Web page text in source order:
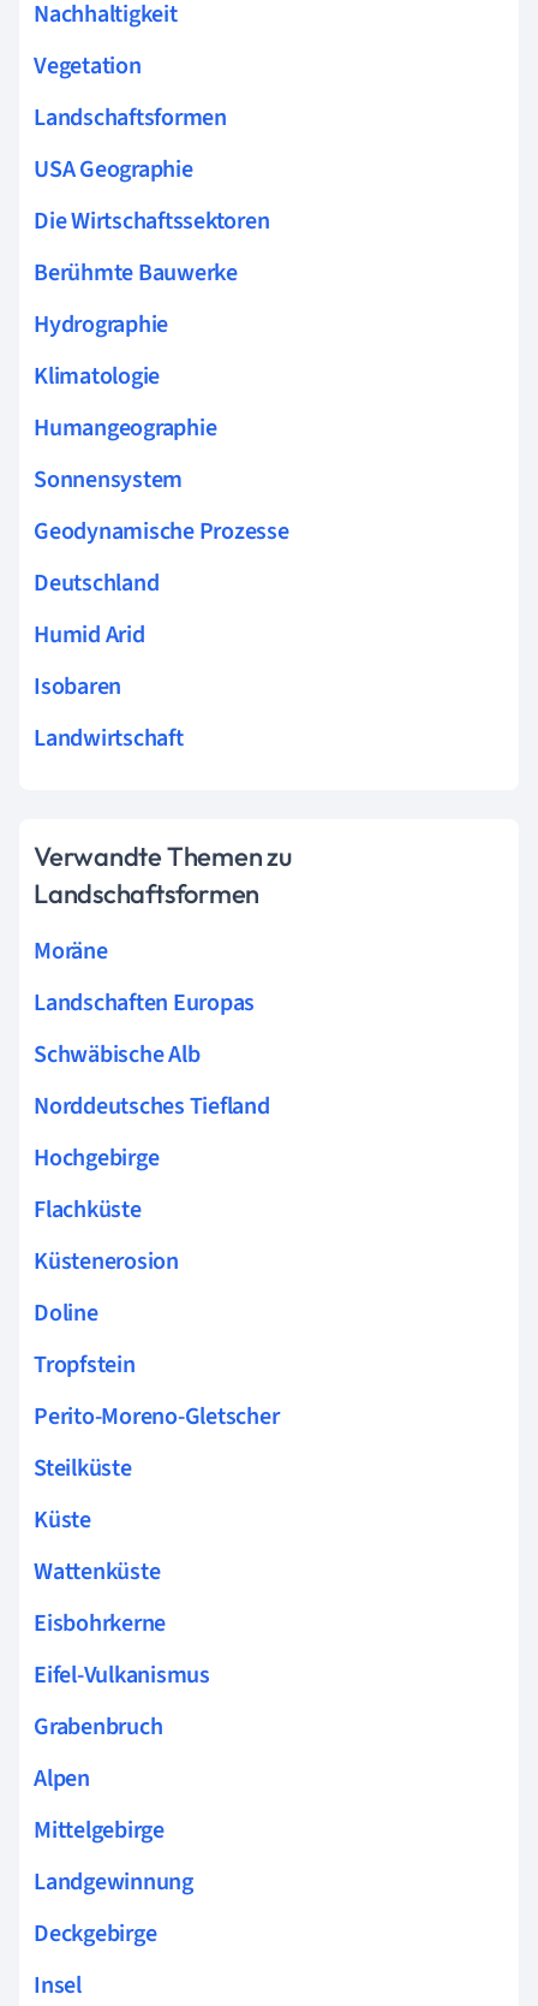
Nachhaltigkeit
Vegetation
Landschaftsformen
USA Geographie
Die Wirtschaftssektoren
Berühmte Bauwerke
Hydrographie
Klimatologie
Humangeographie
Sonnensystem
Geodynamische Prozesse
Deutschland
Humid Arid
Isobaren
Landwirtschaft
Verwandte Themen zu
Landschaftsformen
Moräne
Landschaften Europas
Schwäbische Alb
Norddeutsches Tiefland
Hochgebirge
Flachküste
Küstenerosion
Doline
Tropfstein
Perito-Moreno-Gletscher
Steilküste
Küste
Wattenküste
Eisbohrkerne
Eifel-Vulkanismus
Grabenbruch
Alpen
Mittelgebirge
Landgewinnung
Deckgebirge
Insel